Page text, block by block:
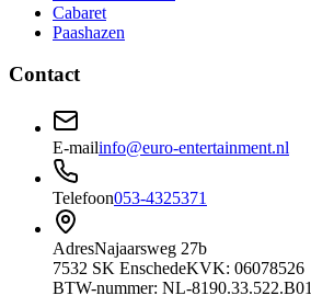
Cabaret
Paashazen
Contact
E-mailinfo@euro-entertainment.nl
Telefoon053-4325371
AdresNajaarsweg 27b
7532 SK EnschedeKVK: 06078526
BTW-nummer: NL-8190.33.522.B01